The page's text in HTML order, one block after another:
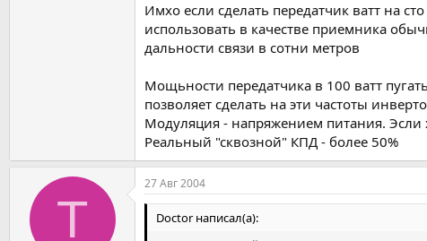
Имхо если сделать передатчик ватт на
использовать в качестве приемника
дальности связи в сотни метров
Мощьности передатчика в 100 ватт
позволяет сделать на эти частоты
Модуляция - напряжением питания. Эсли
Реальный "сквозной" КПД - более 50%
T
27 Авг 2004
Doctor написал(а):